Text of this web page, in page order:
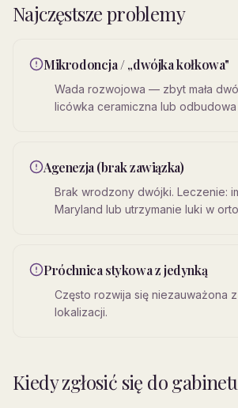
Najczęstsze problemy
Mikrodoncja / „dwójka kołkowa"
Wada rozwojowa — zbyt mała
licówka ceramiczna lub
Agenezja (brak zawiązka)
Brak wrodzony dwójki. Leczenie:
Maryland lub utrzymanie luki w
Próchnica stykowa z jedynką
Często rozwija się niezauważona
lokalizacji.
Kiedy zgłosić się do